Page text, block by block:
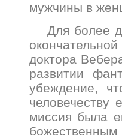
мужчины в
Для более
доктора
развитии
убеждение,
человечеству
миссия была